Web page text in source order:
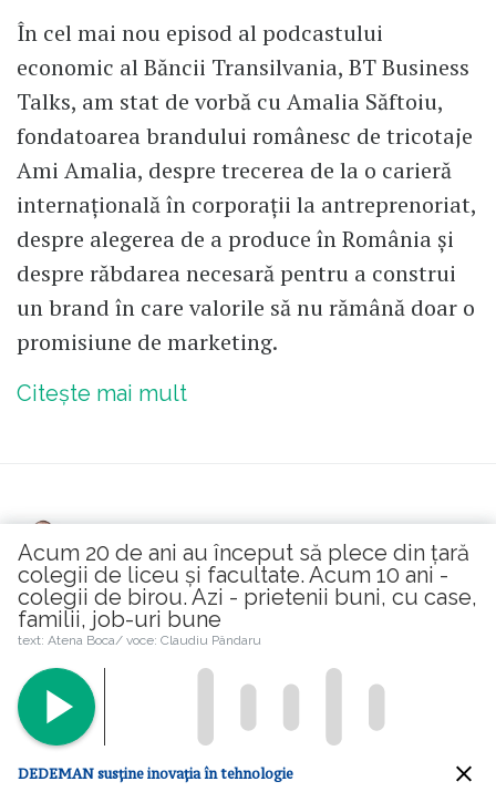
În cel mai nou episod al podcastului
economic al Băncii Transilvania, BT Business
Talks, am stat de vorbă cu Amalia Săftoiu,
fondatoarea brandului românesc de tricotaje
Ami Amalia, despre trecerea de la o carieră
internațională în corporații la antreprenoriat,
despre alegerea de a produce în România și
despre răbdarea necesară pentru a construi
un brand în care valorile să nu rămână doar o
promisiune de marketing.
Citește mai mult
Autor fondator
4comentarii
O linguriță de ură pe inima
goală
2026-08-06 09:47:00
Acum 20 de ani au început să plece din țară
colegii de liceu și facultate. Acum 10 ani -
colegii de birou. Azi - prietenii buni, cu case,
familii, job-uri bune
text: Atena Boca/ voce: Claudiu Pândaru
DEDEMAN susține inovația în tehnologie